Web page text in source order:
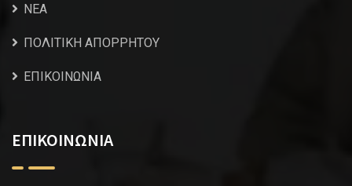
NEA
ΠΟΛΙΤΙΚΗ ΑΠΟΡΡΗΤΟΥ
ΕΠΙΚΟΙΝΩΝΙΑ
ΕΠΙΚΟΙΝΩΝΙΑ